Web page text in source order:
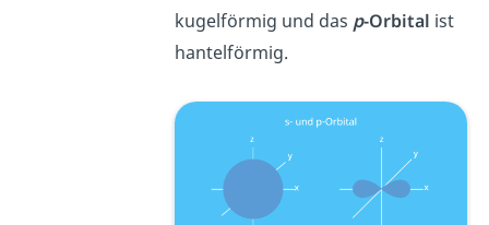
kugelförmig und das p-Orbital ist
hantelförmig.